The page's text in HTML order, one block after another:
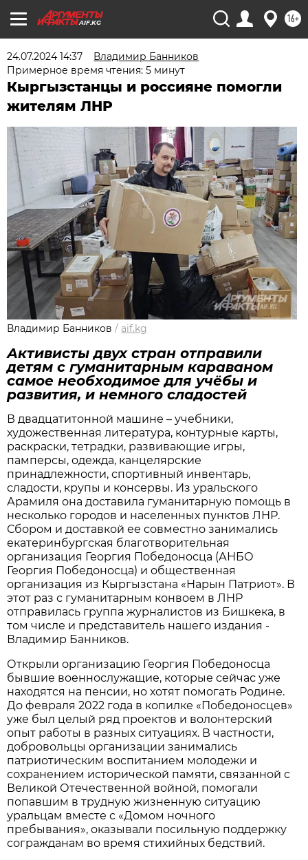
AIF.KG 16+
24.07.2024 14:37
Владимир Банников
Примерное время чтения: 5 минут
Кыргызстанцы и россияне помогли
жителям ЛНР
Владимир Банников / aif.kg
Активисты двух стран отправили
детям с гуманитарным караваном
самое необходимое для учёбы и
развития, и немного сладостей
В двадцатитонной машине – учебники,
художественная литература, контурные карты,
раскраски, тетрадки, развивающие игры,
памперсы, одежда, канцелярские
принадлежности, спортивный инвентарь,
сладости, крупы и консервы. Из уральского
Арамиля она доставила гуманитарную помощь в
несколько городов и населенных пунктов ЛНР.
Сбором и доставкой ее совместно занимались
екатеринбургская благотворительная
организация Георгия Победоносца (АНБО
Георгия Победоносца) и общественная
организация из Кыргызстана «Нарын Патриот». В
этот раз с гуманитарным конвоем в ЛНР
отправилась группа журналистов из Бишкека, в
том числе и представитель нашего издания -
Владимир Банников.
Открыли организацию Георгия Победоносца
бывшие военнослужащие, которые сейчас уже
находятся на пенсии, но хотят помогать Родине.
До февраля 2022 года в копилке «Победоносцев»
уже был целый ряд проектов и волонтерский
опыт работы в разных ситуациях. В частности,
добровольцы организации занимались
патриотическим воспитанием молодежи и
сохранением исторической памяти, связанной с
Великой Отечественной войной, помогали
попавшим в трудную жизненную ситуацию
уральцам вместе с «Домом ночного
пребывания», оказывали посильную поддержку
согражданам во время стихийных бедствий.